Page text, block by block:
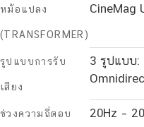
หม้อแปลง
(TRANSFORMER)
CineMag
รูปแบบการรับ
เสียง
3 รูปแบบ:
ช่วงความถี่ตอบ 20Hz –